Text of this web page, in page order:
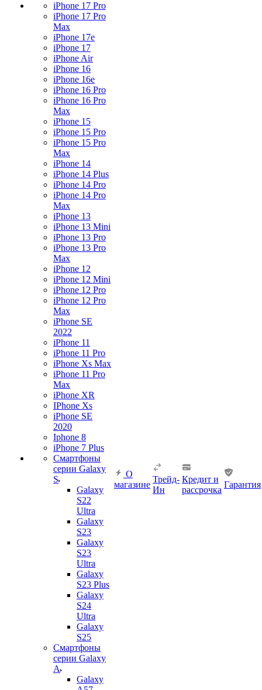
iPhone 17 Pro
iPhone 17 Pro
Max
iPhone 17e
iPhone 17
iPhone Air
iPhone 16
iPhone 16e
iPhone 16 Pro
iPhone 16 Pro
Max
iPhone 15
iPhone 15 Pro
iPhone 15 Pro
Max
iPhone 14
iPhone 14 Plus
iPhone 14 Pro
iPhone 14 Pro
Max
iPhone 13
iPhone 13 Mini
iPhone 13 Pro
iPhone 13 Pro
Max
iPhone 12
iPhone 12 Mini
iPhone 12 Pro
iPhone 12 Pro
Max
iPhone SE
2022
iPhone 11
iPhone 11 Pro
iPhone Xs Max
iPhone 11 Pro
Max
iPhone XR
IPhone Xs
iPhone SE
2020
Iphone 8
iPhone 7 Plus
Смартфоны
серии Galaxy
S
Galaxy
S22
Ultra
Galaxy
S23
Galaxy
S23
Ultra
Galaxy
S23 Plus
Galaxy
S24
Ultra
Galaxy
S25
Смартфоны
серии Galaxy
A
Galaxy
О
магазине
Трейд-
Ин
Кредит и
рассрочка
Гарантия